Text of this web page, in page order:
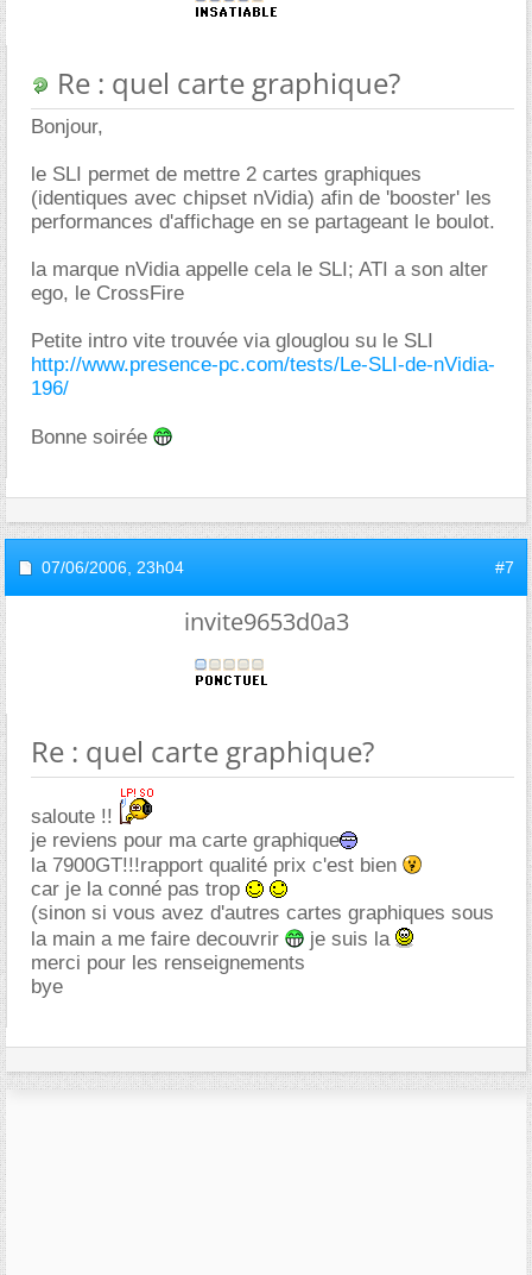
Re : quel carte graphique?
Bonjour,
le SLI permet de mettre 2 cartes graphiques
(identiques avec chipset nVidia) afin de 'booster' les
performances d'affichage en se partageant le boulot.
la marque nVidia appelle cela le SLI; ATI a son alter
ego, le CrossFire
Petite intro vite trouvée via glouglou su le SLI
http://www.presence-pc.com/tests/Le-SLI-de-nVidia-
196/
Bonne soirée
07/06/2006, 23h04 #7
invite9653d0a3
Re : quel carte graphique?
saloute !!
je reviens pour ma carte graphique
la 7900GT!!!rapport qualité prix c'est bien
car je la conné pas trop
(sinon si vous avez d'autres cartes graphiques sous
la main a me faire decouvrir
je suis la
merci pour les renseignements
bye